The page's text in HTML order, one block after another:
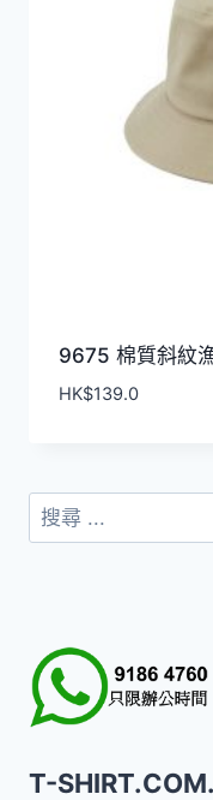
9675 棉質斜紋
HK$139.0
搜
尋
T-